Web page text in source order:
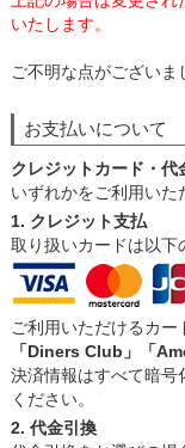
いたします。
ご不明な点がございま
お支払いについて
クレジットカード・
いずれかをご利用いた
1. クレジット支払
取り扱いカードは以下
ご利用いただけるカー
「Diners Club」「
決済情報はすべて暗号
ください。
2. 代金引換